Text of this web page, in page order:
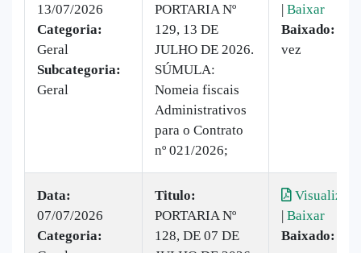
13/07/2026
Categoria:
Geral
Subcategoria:
Geral
PORTARIA Nº
129, 13 DE
JULHO DE 2026.
SÚMULA:
Nomeia fiscais
Administrativos
para o Contrato
nº 021/2026;
| Baixar
Baixado:
vez
Data:
07/07/2026
Categoria:
Titulo:
PORTARIA Nº
128, DE 07 DE
Visualizar
| Baixar
Baixado: